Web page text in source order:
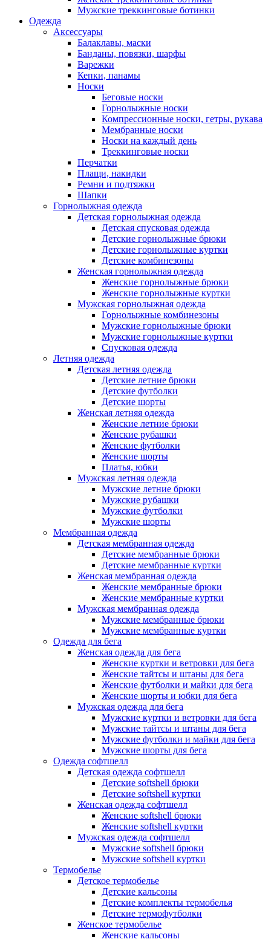
Мужские треккинговые ботинки
Одежда
Аксессуары
Балаклавы, маски
Банданы, повязки, шарфы
Варежки
Кепки, панамы
Носки
Беговые носки
Горнолыжные носки
Компрессионные носки, гетры, рукава
Мембранные носки
Носки на каждый день
Треккинговые носки
Перчатки
Плащи, накидки
Ремни и подтяжки
Шапки
Горнолыжная одежда
Детская горнолыжная одежда
Детская спусковая одежда
Детские горнолыжные брюки
Детские горнолыжные куртки
Детские комбинезоны
Женская горнолыжная одежда
Женские горнолыжные брюки
Женские горнолыжные куртки
Мужская горнолыжная одежда
Горнолыжные комбинезоны
Мужские горнолыжные брюки
Мужские горнолыжные куртки
Спусковая одежда
Летняя одежда
Детская летняя одежда
Детские летние брюки
Детские футболки
Детские шорты
Женская летняя одежда
Женские летние брюки
Женские рубашки
Женские футболки
Женские шорты
Платья, юбки
Мужская летняя одежда
Мужские летние брюки
Мужские рубашки
Мужские футболки
Мужские шорты
Мембранная одежда
Детская мембранная одежда
Детские мембранные брюки
Детские мембранные куртки
Женская мембранная одежда
Женские мембранные брюки
Женские мембранные куртки
Мужская мембранная одежда
Мужские мембранные брюки
Мужские мембранные куртки
Одежда для бега
Женская одежда для бега
Женские куртки и ветровки для бега
Женские тайтсы и штаны для бега
Женские футболки и майки для бега
Женские шорты и юбки для бега
Мужская одежда для бега
Мужские куртки и ветровки для бега
Мужские тайтсы и штаны для бега
Мужские футболки и майки для бега
Мужские шорты для бега
Одежда софтшелл
Детская одежда софтшелл
Детские softshell брюки
Детские softshell куртки
Женская одежда софтшелл
Женские softshell брюки
Женские softshell куртки
Мужская одежда софтшелл
Мужские softshell брюки
Мужские softshell куртки
Термобелье
Детское термобелье
Детские кальсоны
Детские комплекты термобелья
Детские термофутболки
Женское термобелье
Женские кальсоны